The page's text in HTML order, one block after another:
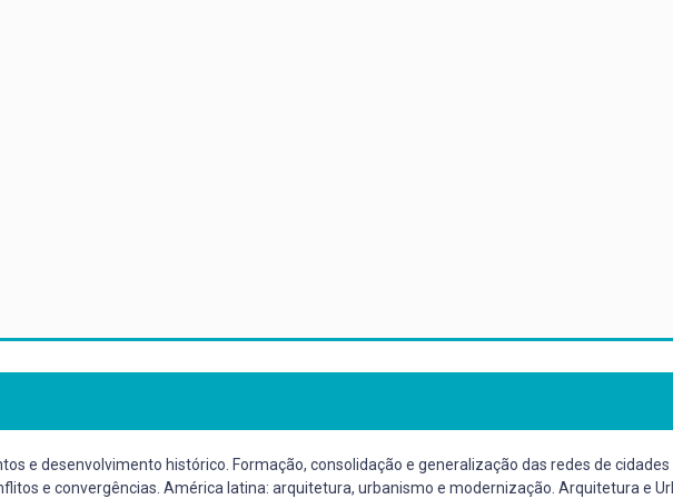
e desenvolvimento histórico. Formação, consolidação e generalização das redes de cidades
e convergências. América latina: arquitetura, urbanismo e modernização. Arquitetura e